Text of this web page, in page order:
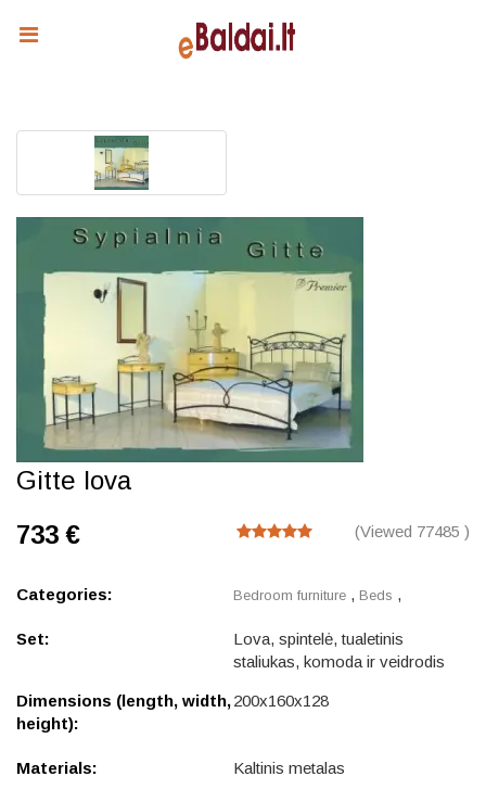
Gitte lova
(Viewed 77485 )
733 €
Categories: Bedroom furniture , Beds ,
Set:
Lova, spintelė, tualetinis
staliukas, komoda ir veidrodis
Dimensions (length, width,
height):
200x160x128
Materials: Kaltinis metalas